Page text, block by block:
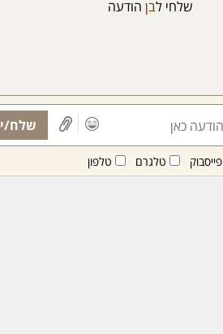
שלחי לבן הודעה
שלח/י
פייסבוק טלגרם טלפון